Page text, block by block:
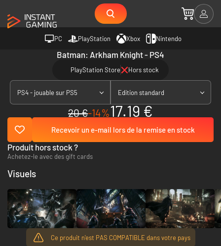
PC PlayStation Xbox Nintendo
Batman: Arkham Knight - PS4
PlayStation Store Hors stock
PS4 - jouable sur PS5 Edition standard
20 €-14%17.19 €
Recevoir un e-mail lors de la remise en stock
Ce produit n'est PAS COMPATIBLE dans votre pays
Produit hors stock ?
Achetez-le avec des gift cards
Visuels